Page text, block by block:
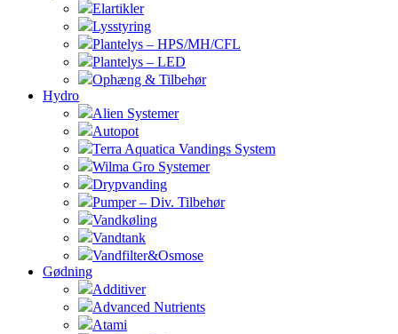
Elartikler
Lysstyring
Plantelys – HPS/MH/CFL
Plantelys – LED
Ophæng & Tilbehør
Hydro
Alien Systemer
Autopot
Terra Aquatica Vandings System
Wilma Gro Systemer
Drypvanding
Pumper – Div. Tilbehør
Vandkøling
Vandtank
Vandfilter&Osmose
Gødning
Additiver
Advanced Nutrients
Atami